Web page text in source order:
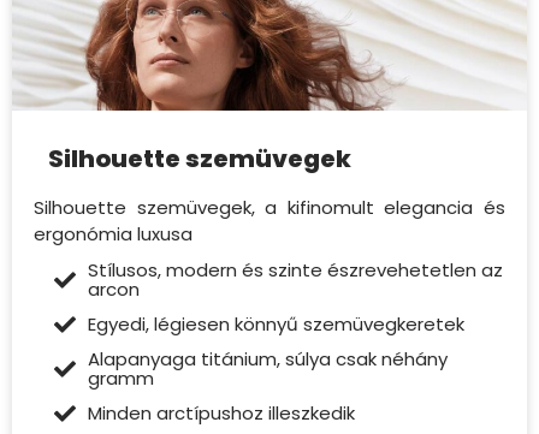
Silhouette szemüvegek
Silhouette szemüvegek, a kifinomult elegancia és
ergonómia luxusa
Stílusos, modern és szinte észrevehetetlen az
arcon
Egyedi, légiesen könnyű szemüvegkeretek
Alapanyaga titánium, súlya csak néhány
gramm
Minden arctípushoz illeszkedik